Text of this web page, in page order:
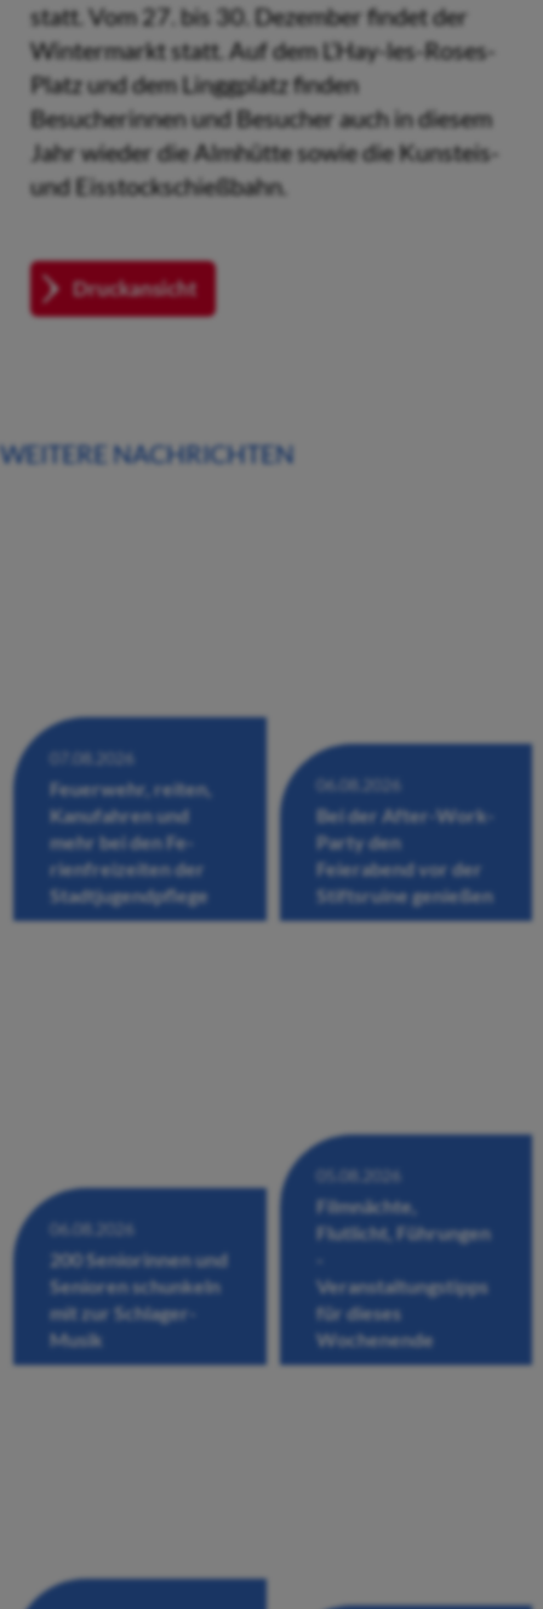
statt. Vom 27. bis 30. Dezember findet der
Wintermarkt statt. Auf dem L’Hay-les-Roses-
Platz und dem Linggplatz finden
Besucherinnen und Besucher auch in diesem
Jahr wieder die Almhütte sowie die Kunsteis-
und Eisstockschießbahn.
Druckansicht
WEITERE NACHRICHTEN
07.08.2026
Feuerwehr, reiten,
Kanufahren und
mehr bei den Fe-
rienfreizeiten der
Stadtjugendpflege
06.08.2026
Bei der After-Work-
Party den
Feierabend vor der
Stiftsruine genießen
06.08.2026
200 Seniorinnen und
Senioren schunkeln
mit zur Schlager-
Musik
05.08.2026
Filmnächte,
Flutlicht, Führungen
Veranstaltungstipps
für dieses
Wochenende